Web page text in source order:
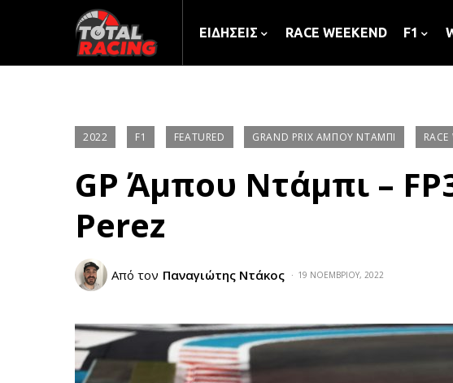
ΕΙΔΉΣΕΙΣ RACE WEEKEND F1
2022 F1 FEATURED GRAND PRIX ΆΜΠΟΥ ΝΤΆΜΠΙ RACE
GP Άμπου Ντάμπι –
Perez
Από τον Παναγιώτης Ντάκος 19 ΝΟΕΜΒΡΊΟΥ, 2022